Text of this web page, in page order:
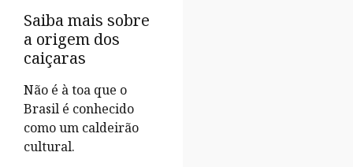
Saiba mais sobre
a origem dos
caiçaras
Não é à toa que o
Brasil é conhecido
como um caldeirão
cultural.